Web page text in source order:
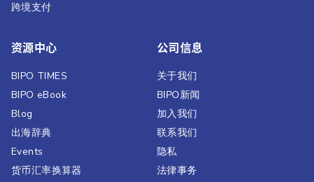
跨境支付
资源中心
BIPO TIMES
BIPO eBook
Blog
出海辞典
Events
货币汇率换算器
公司信息
关于我们
BIPO新闻​
加入我们
联系我们
隐私
法律事务